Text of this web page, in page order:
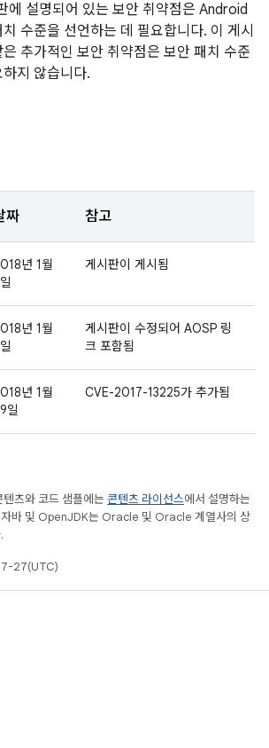
에 설명되어 있는 보안 취약점은 Android
수준을 선언하는 데 필요합니다. 이 게시
추가적인 보안 취약점은 보안 패치 수준
지 않습니다.
짜 참고
년 1월
게시판이 게시됨
년 1월
게시판이 수정되어 AOSP 링
크 포함됨
년 1월
일
CVE-2017-13225가 추가됨
츠와 코드 샘플에는 콘텐츠 라이선스에서 설명하는
자바 및 OpenJDK는 Oracle 및 Oracle 계열사의 상
27(UTC)